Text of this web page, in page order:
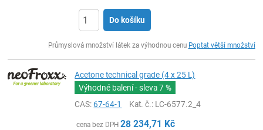
Do košíku
Průmyslová množství látek za výhodnou cenu Poptat větší množství
Acetone technical grade (4 x 25 L)
Výhodné balení - sleva7 %
CAS:67-64-1 Kat. č.: LC-6577.2_4
cena bez DPH 28 234,71 Kč